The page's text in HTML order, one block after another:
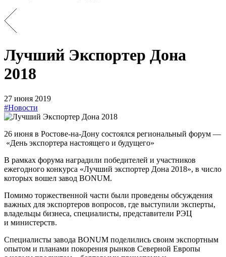
Лучший Экспортер Дона
2018
27 июня 2019
#Новости
26 июня в Ростове-на-Дону состоялся региональный форум —
«День экспортера настоящего и будущего»
В рамках форума наградили победителей и участников
ежегодного конкурса «Лучший экспортер Дона 2018», в число
которых вошел завод BONUM.
Помимо торжественной части были проведены обсуждения
важных для экспортеров вопросов, где выступили эксперты,
владельцы бизнеса, специалисты, представители РЭЦ
и министерств.
Специалисты завода BONUM поделились своим экспортным
опытом и планами покорения рынков Северной Европы